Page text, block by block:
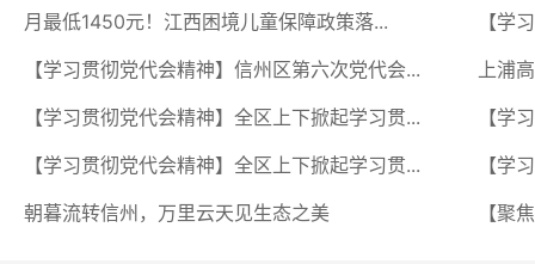
月最低1450元！江西困境儿童保障政策落...
【学
【学习贯彻党代会精神】信州区第六次党代会...
上浦
【学习贯彻党代会精神】全区上下掀起学习贯...
【学
【学习贯彻党代会精神】全区上下掀起学习贯...
【学
朝暮流转信州，万里云天见生态之美
【聚